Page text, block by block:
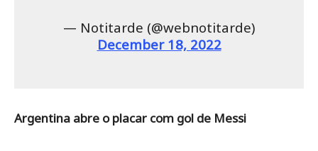
— Notitarde (@webnotitarde)
December 18, 2022
Argentina abre o placar com gol de Messi